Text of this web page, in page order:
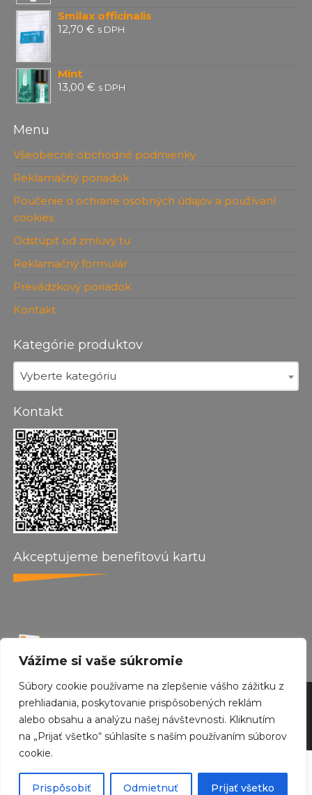
Vážime si vaše súkromie
Súbory cookie používame na zlepšenie vášho zážitku z
prehliadania, poskytovanie prispôsobených reklám
alebo obsahu a analýzu našej návštevnosti. Kliknutím
na „Prijať všetko“ súhlasíte s naším používaním súborov
cookie.
Prispôsobiť Odmietnuť Prijať všetko
Smilax officinalis
12,70€ s DPH
Mint
13,00€ s DPH
Menu
Všeobecné obchodné podmienky
Reklamačný poriadok
Poučenie o ochrane osobných údajov a používaní
cookies
Odstúpiť od zmluvy tu
Reklamačný formulár
Prevádzkový poriadok
Kontakt
Kategórie produktov
Vyberte kategóriu
Kontakt
Akceptujeme benefitovú kartu
by wepo web design 2024
Created withEnvo RoyalWordPress theme
Odstúpiť od zmluvy tu